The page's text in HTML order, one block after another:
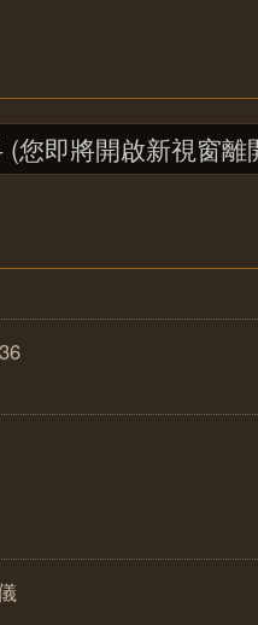
(您即將開啟新視窗離